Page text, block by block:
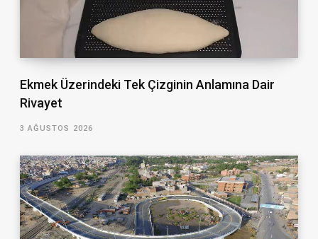
Ekmek Üzerindeki Tek Çizginin Anlamına Dair
Rivayet
3 AĞUSTOS 2026